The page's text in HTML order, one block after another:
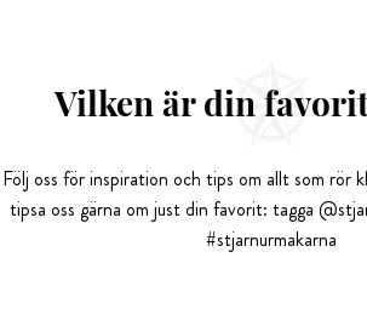
Vilken är din
Följ oss för inspiration och tips om allt som rör
tipsa oss gärna om just din favorit: tagga
#stjarnurmakarna